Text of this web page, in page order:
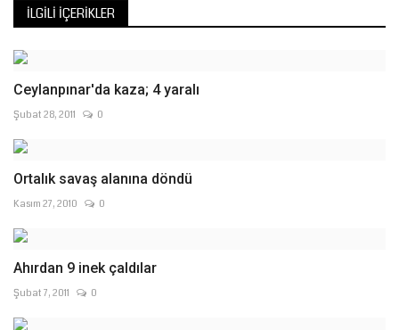
İLGILI İÇERIKLER
Ceylanpınar'da kaza; 4 yaralı
Şubat 28, 2011 0
Ortalık savaş alanına döndü
Kasım 27, 2010 0
Ahırdan 9 inek çaldılar
Şubat 7, 2011 0